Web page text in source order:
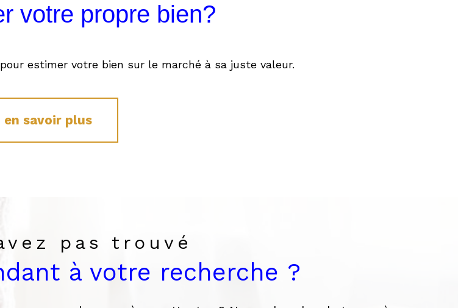
votre propre bien?
estimer votre bien sur le marché à sa juste valeur.
en savoir plus
pas trouvé
à votre recherche ?